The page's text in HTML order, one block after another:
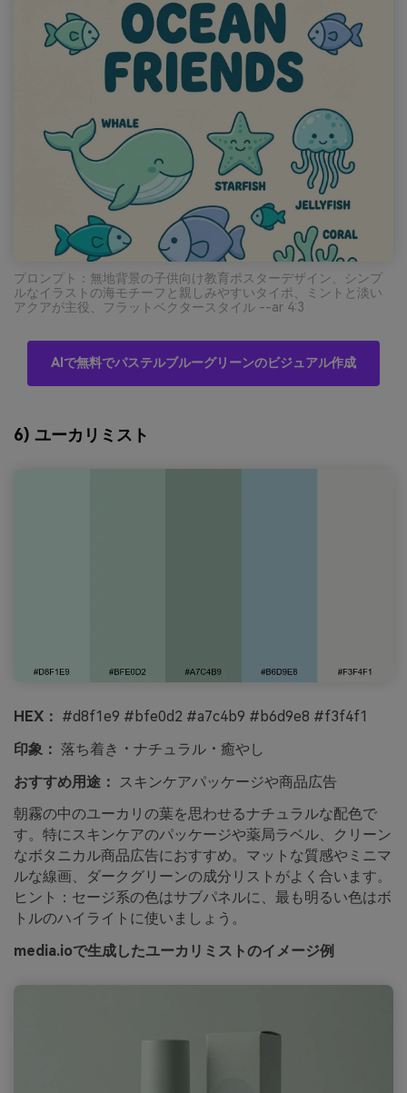
プロンプト：無地背景の子供向け教育ポスターデザイン、シンプ
ルなイラストの海モチーフと親しみやすいタイポ、ミントと淡い
アクアが主役、フラットベクタースタイル --ar 4:3
AIで無料でパステルブルーグリーンのビジュアル作成
6) ユーカリミスト
HEX： #d8f1e9 #bfe0d2 #a7c4b9 #b6d9e8 #f3f4f1
印象： 落ち着き・ナチュラル・癒やし
おすすめ用途：
スキンケアパッケージや商品広告
朝霧の中のユーカリの葉を思わせるナチュラルな配色で
す。特にスキンケアのパッケージや薬局ラベル、クリーン
なボタニカル商品広告におすすめ。マットな質感やミニマ
ルな線画、ダークグリーンの成分リストがよく合います。
ヒント：セージ系の色はサブパネルに、最も明るい色はボ
トルのハイライトに使いましょう。
media.ioで生成したユーカリミストのイメージ例